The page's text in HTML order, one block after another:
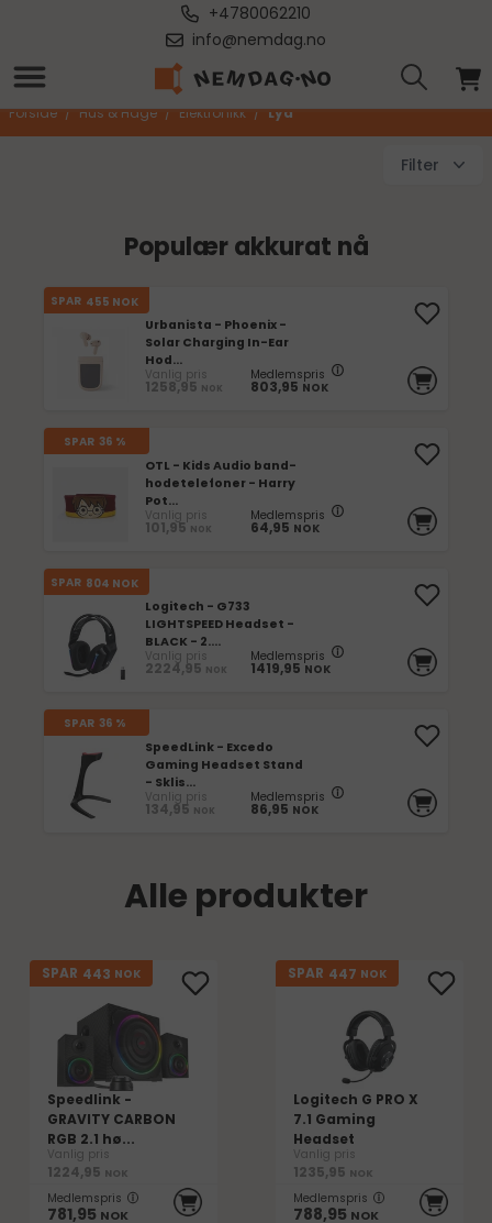
+4780062210
info@nemdag.no
Lyd
Forside / Hus & Hage / Elektronikk / Lyd
Filter
Populær akkurat nå
SPAR 455 NOK
Urbanista - Phoenix -
Solar Charging In-Ear
Hod...
Vanlig pris
1258,95 NOK
Medlemspris
803,95 NOK
SPAR 36 %
OTL - Kids Audio band-
hodetelefoner - Harry
Pot...
Vanlig pris
101,95 NOK
Medlemspris
64,95 NOK
SPAR 804 NOK
Logitech - G733
LIGHTSPEED Headset -
BLACK - 2....
Vanlig pris
2224,95 NOK
Medlemspris
1419,95 NOK
SPAR 36 %
SpeedLink - Excedo
Gaming Headset Stand
- Sklis...
Vanlig pris
134,95 NOK
Medlemspris
86,95 NOK
Alle produkter
SPAR 443 NOK
Speedlink -
GRAVITY CARBON
RGB 2.1 hø...
Vanlig pris
1224,95 NOK
Medlemspris
781,95 NOK
SPAR 447 NOK
Logitech G PRO X
7.1 Gaming
Headset
Vanlig pris
1235,95 NOK
Medlemspris
788,95 NOK